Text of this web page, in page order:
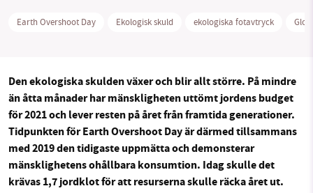
MILJÖFAKTA
Sparade inlägg Tipsa oss
Facebook Instagram BlueSky
Threads LinkedIn
Earth Overshoot Day Ekologisk skuld ekologiska fotavtryck
Den ekologiska skulden växer och blir allt större. På mindre
än åtta månader har mänskligheten uttömt jordens budget
för 2021 och lever resten på året från framtida generationer.
Tidpunkten för Earth Overshoot Day är därmed tillsammans
med 2019 den tidigaste uppmätta och demonsterar
mänsklighetens ohållbara konsumtion. Idag skulle det
krävas 1,7 jordklot för att resurserna skulle räcka året ut.
SMB kämpar för en hållbar framtid. Sedan
starten 2010 har vår ideella redaktion drivit